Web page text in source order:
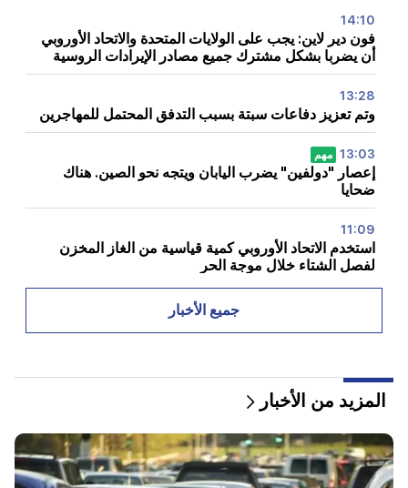
14:10
فون دير لاين: يجب على الولايات المتحدة والاتحاد الأوروبي
أن يضربا بشكل مشترك جميع مصادر الإيرادات الروسية
13:28
وتم تعزيز دفاعات سبتة بسبب التدفق المحتمل للمهاجرين
13:03 مهم
إعصار "دولفين" يضرب اليابان ويتجه نحو الصين. هناك
ضحايا
11:09
استخدم الاتحاد الأوروبي كمية قياسية من الغاز المخزن
لفصل الشتاء خلال موجة الحر
توفي رجل أثناء محاولته الطيران المظلي من المغرب إلى
10:20
تولى أبيلاردو دي لا إسبريلا رسميا منصب رئيس كولومبيا
10:02
ترك غوستافو بيترو منصب رئيس كولومبيا
جميع الأخبار
المزيد من الأخبار